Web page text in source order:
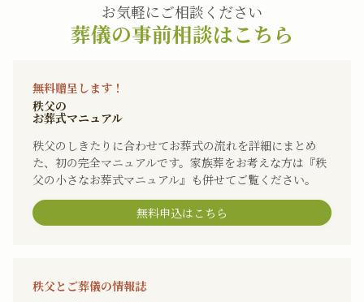
お気軽にご相談ください
葬儀の事前相談はこちら
無料贈呈します！
秩父の
お葬式マニュアル
秩父のしきたりに合わせてお葬式の流れを詳細にまとめ
た、初の完全マニュアルです。家族葬をお考えな方は『秩
父の小さなお葬式マニュアル』も併せてご覧ください。
無料申込はこちら
秩父とご葬儀の情報誌